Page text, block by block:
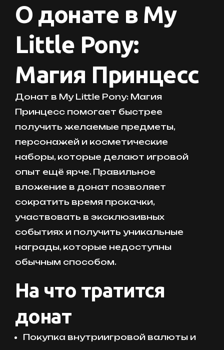
О донате в My
Little Pony:
Магия Принцесс
Донат в My Little Pony: Магия
Принцесс помогает быстрее
получить желаемые предметы,
персонажей и косметические
наборы, которые делают игровой
опыт ещё ярче. Правильное
вложение в донат позволяет
сократить время прокачки,
участвовать в эксклюзивных
событиях и получить уникальные
награды, которые недоступны
обычным способом.
На что тратится
донат
Покупка внутриигровой валюты и